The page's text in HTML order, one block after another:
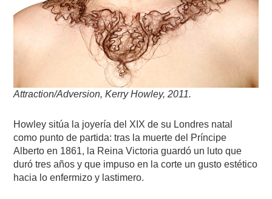
Attraction/Adversion, Kerry Howley, 2011.
Howley sitúa la joyería del XIX de su Londres natal
como punto de partida: tras la muerte del Príncipe
Alberto en 1861, la Reina Victoria guardó un luto que
duró tres años y que impuso en la corte un gusto estético
hacia lo enfermizo y lastimero.